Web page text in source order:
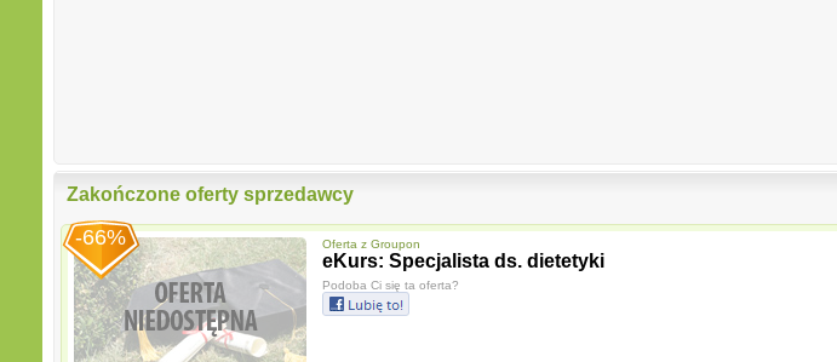
Zakończone oferty sprzedawcy
-66% Oferta z Groupon
eKurs: Specjalista ds. dietetyki
Podoba Ci się ta oferta?